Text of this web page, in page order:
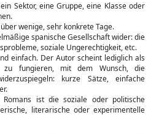
Sektor, eine Gruppe, eine Klasse oder
wenige, sehr konkrete Tage.
spanische Gesellschaft wider: die
soziale Ungerechtigkeit, etc.
einfach. Der Autor scheint lediglich als
zu fungieren, mit dem Wunsch, die
kurze Sätze, einfache
ist die soziale oder politische
literarische oder experimentelle